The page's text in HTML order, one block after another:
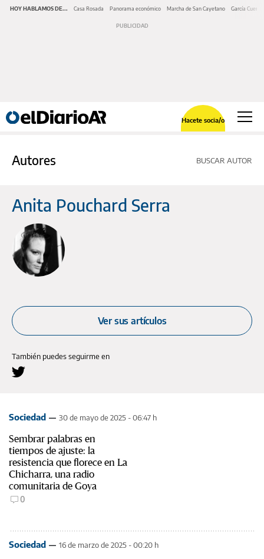
HOY HABLAMOS DE... Casa Rosada Panorama económico Marcha de San Cayetano García Cuerva
Hacete socia/o
Autores BUSCAR AUTOR
Anita Pouchard Serra
Ver sus artículos
También puedes seguirme en
Sociedad 30 de mayo de 2025 - 06:47 h
Sembrar palabras en
tiempos de ajuste: la
resistencia que florece en La
Chicharra, una radio
comunitaria de Goya
0
Sociedad 16 de marzo de 2025 - 00:20 h